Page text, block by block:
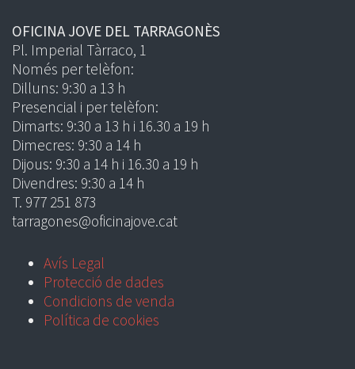
OFICINA JOVE DEL TARRAGONÈS
Pl. Imperial Tàrraco, 1
Només per telèfon:
Dilluns: 9:30 a 13 h
Presencial i per telèfon:
Dimarts: 9:30 a 13 h i 16.30 a 19 h
Dimecres: 9:30 a 14 h
Dijous: 9:30 a 14 h i 16.30 a 19 h
Divendres: 9:30 a 14 h
T. 977 251 873
tarragones@oficinajove.cat
Avís Legal
Protecció de dades
Condicions de venda
Política de cookies